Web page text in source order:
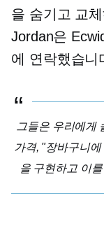
을 숨기고 교
Jordan은
에 연락했습니
그들은 우리에게
가격, "장바구니
을 구현하고 이